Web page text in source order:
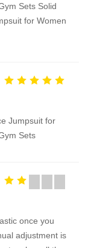
Sets Solid
for Women
Jumpsuit for
Sets
once you
adjustment is